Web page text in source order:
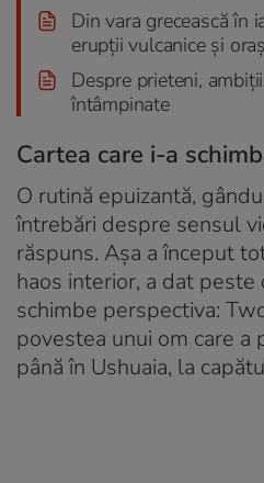
Din vara grecească în
erupții vulcanice și
Despre prieteni,
întâmpinate
Cartea care i-a
O rutină epuizantă,
întrebări despre sensul
răspuns. Așa a început
haos interior, a dat peste
schimbe perspectiva:
povestea unui om care a
până în Ushuaia, la